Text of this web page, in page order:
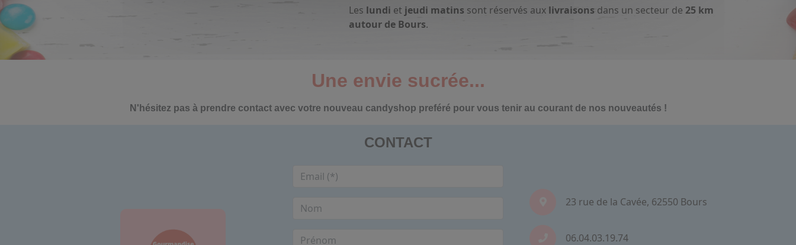
Les lundi et jeudi matins sont réservés aux livraisons dans un secteur de 25 km
autour de Bours.
Une envie sucrée...
N'hésitez pas à prendre contact avec votre nouveau candyshop preféré pour vous tenir au courant de nos nouveautés !
CONTACT
23 rue de la Cavée, 62550 Bours
06.04.03.19.74